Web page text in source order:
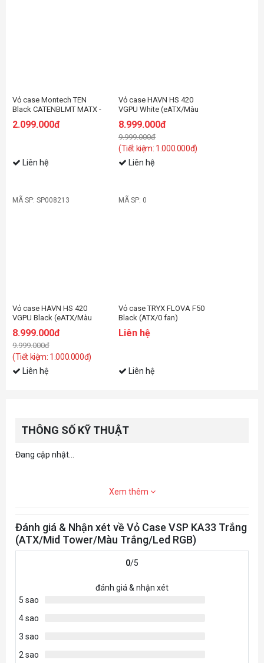
Vỏ case Montech TEN
Black CATENBLMT MATX -
2.099.000đ
Liên hệ
Vỏ case HAVN HS 420
VGPU White (eATX/Màu
8.999.000đ
9.999.000đ
(Tiết kiệm: 1.000.000đ)
Liên hệ
MÃ SP: SP008213
Vỏ case HAVN HS 420
VGPU Black (eATX/Màu
8.999.000đ
9.999.000đ
(Tiết kiệm: 1.000.000đ)
Liên hệ
MÃ SP: 0
Vỏ case TRYX FLOVA F50
Black (ATX/0 fan)
Liên hệ
Liên hệ
THÔNG SỐ KỸ THUẬT
Đang cập nhật...
Xem thêm
Đánh giá & Nhận xét về Vỏ Case VSP KA33 Trắng
(ATX/Mid Tower/Màu Trắng/Led RGB)
0/5
đánh giá & nhận xét
5 sao
4 sao
3 sao
2 sao